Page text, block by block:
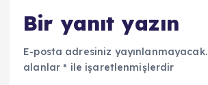
Bir yanıt yazın
E-posta adresiniz yayınlanmayacak.
alanlar* ile işaretlenmişlerdir